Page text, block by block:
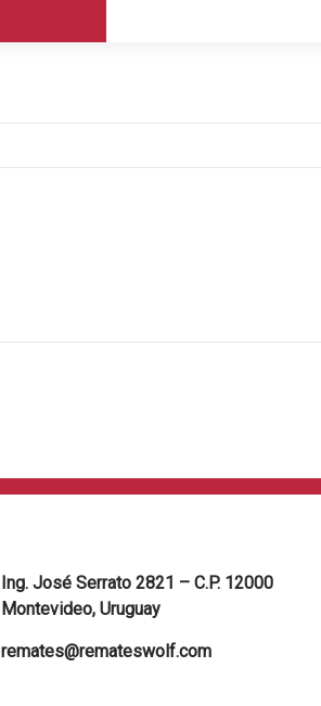
Ing. José Serrato 2821 – C.P. 12000
Montevideo, Uruguay
remates@remateswolf.com